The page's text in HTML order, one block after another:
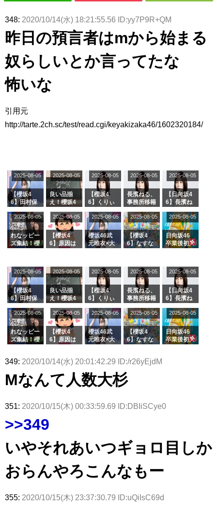
これも素晴らしい
花考案グッズ＆生写真5種が公開される
日向坂46まとめのまとめ / これから彼氏と行為する直前の賀喜遥香、やば
い
アイドル – ぷぅアンテナ / 「乃木坂46ののぎおび⊿」北野日奈子が生配
信！【2022.3.22 17:15〜 SHOWROOM】
アイドル – ぷぅアンテナ / 2022年3月22日（火）のメディア情報
アイドル – ぷぅアンテナ / 【乃木坂46】井上和の『なぎおはぎ』って こん
アイドル – ぷぅアンテナ / 【乃木坂46】日村勇紀 gif職人が切り抜いた名シ
ーン.gif
ふぇどみ！ / 【悲報】呪術廻戦、視聴率5.1%
Powered by livedoor 相互RSS
348: 2020/10/14(水) 18:21:55.56 ID:yy7P9R+QM
昨日の預言者はmから始まる
奴らしいとか言ってたな
怖いな
引用元
http://tarte.2ch.sc/test/read.cgi/keyakizaka46/1602320184/
【櫻坂4
6】田村保
ージを脱い
でいた理由
2025-08-05
良い品揃
え！櫻坂4
グル『Mak
e or Brea
k』オフィ
シャルグッ
ズ絶賛販売
2025-08-05
【櫻坂4
6】くりぃ
の2人を手
玉に取る大
沼晶保【く
りぃむナン
タラ】
2025-08-05
長濱ねる、
事務所移籍
属を発表
2025-08-05
【日向坂4
6】長濱ね
ら移籍しフ
ラーム所属
に。これで
事務所に所
属している
がこちら
2025-08-05
れなッピー
ズ集結！櫻
理子、8/6
「ラヴィッ
ト！」水曜
スタジオ出
演決定
2025-08-05
【櫻坂4
6】原因は
uddiesを
ざわつかせ
る...
2025-08-05
櫻坂46武
元唯衣×大
カップお姉
さんに恐怖
【くりぃむ
ナンタラ】
2025-08-05
【櫻坂4
6】なすな
2曲目っ
て...【ラヴ
ィット 東
京ドーム公
演】
2025-08-05
日向坂46
卒業後初共
師匠オード
リー若林さ
んと再会し
た結果･･･
【激レアさ
きた。】
2025-08-05
【櫻坂4
6】田村保
ージを脱い
でいた理由
2025-08-05
良い品揃
え！櫻坂4
グル『Mak
e or Brea
k』オフィ
シャルグッ
ズ絶賛販売
2025-08-05
【櫻坂4
6】くりぃ
の2人を手
玉に取る大
沼晶保【く
りぃむナン
タラ】
2025-08-05
長濱ねる、
事務所移籍
属を発表
2025-08-05
【日向坂4
6】長濱ね
ら移籍しフ
ラーム所属
に。これで
事務所に所
属している
2025-08-05
れなッピー
ズ集結！櫻
理子、8/6
ト！」水曜
スタジオ出
2025-08-05
【櫻坂4
6】原因は
uddiesを
る...
2025-08-05
櫻坂46武
元唯衣×大
カップお姉
さんに恐怖
【くりぃむ
ナンタラ】
2025-08-05
【櫻坂4
6】なすな
2曲目っ
ィット 東
2025-08-05
日向坂46
卒業後初共
2025-08-05
349: 2020/10/14(水) 20:01:42.29 ID:/r26yEjdM
Mなんて人数大杉
351: 2020/10/15(木) 00:33:59.69 ID:DBIiSCye0
>>349
いやそれあいつギョロ目しか
おらんやろこんなもー
355: 2020/10/15(木) 23:37:30.79 ID:uQiIsC69d